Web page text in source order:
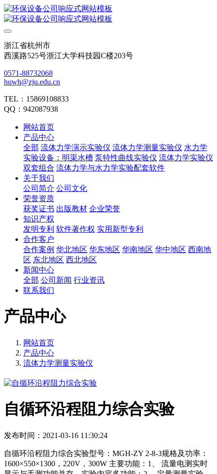
浙江省杭州市
西溪路525号浙江大学科技园C楼203号
0571-88732068
huwh@zju.edu.cn
TEL：15869108833
QQ：942087938
网站首页
产品中心
全部 流体力学演示实验仪 流体力学测量实验仪 水力学
实验设备：明渠水槽 泵特性曲线实验仪 流体力学实验仪
双套组合 流体力学与水力学实验配套软件
关于我们
公司简介 公司文化
荣誉资质
获奖证书 出版教材 企业荣誉
知识产权
发明专利 软件著作权 实用新型专利
合作客户
合作案例 华北地区 华东地区 华南地区 华中地区 西南地
区 东北地区 西北地区
新闻中心
全部 公司新闻 行业资讯
联系我们
产品中心
网站首页
产品中心
流体力学测量实验仪
自循环沿程阻力综合实验
发布时间：2021-03-16 11:30:24
自循环沿程阻力综合实验型号：MGH-ZY 2-8-3规格及功率：
1600×550×1300，220V，300W 主要功能：1、 流量电测实时